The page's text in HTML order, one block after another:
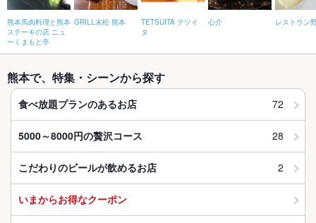
熊本馬肉料理と熊本
ステーキの店 ニュ
ーくまもと亭
GRILL末松 熊本
TETSUITA テツイ
タ
心介 レストラン
熊本で、特集・シーンから探す
食べ放題プランのあるお店 72
5000～8000円の贅沢コース 28
こだわりのビールが飲めるお店 2
いまからお得なクーポン